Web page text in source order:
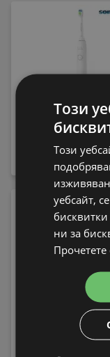
Електрическа
HX7108/02
79,99 € /
Този
Този
уебсайт,
бисквитки
ни за